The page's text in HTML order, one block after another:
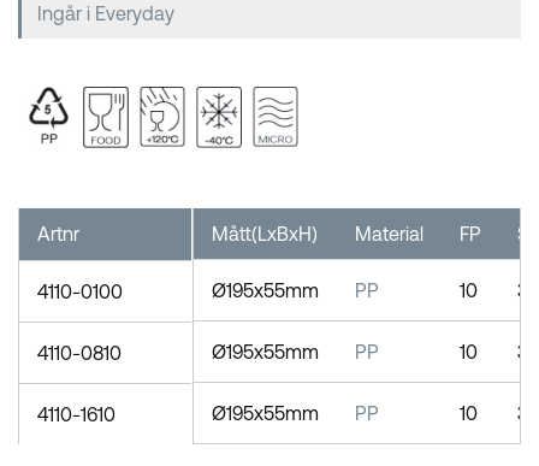
Ingår i Everyday
Mått(LxBxH) Material FP
Ø195x55mm PP 10
Ø195x55mm PP 10
Ø195x55mm PP 10
Artnr
4110-0100
4110-0810
4110-1610